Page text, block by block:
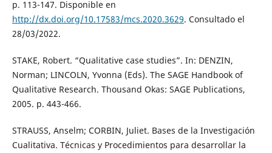
p. 113-147. Disponible en
http://dx.doi.org/10.17583/mcs.2020.3629. Consultado el
28/03/2022.
STAKE, Robert. “Qualitative case studies”. In: DENZIN,
Norman; LINCOLN, Yvonna (Eds). The SAGE Handbook of
Qualitative Research. Thousand Okas: SAGE Publications,
2005. p. 443-466.
STRAUSS, Anselm; CORBIN, Juliet. Bases de la Investigación
Cualitativa. Técnicas y Procedimientos para desarrollar la